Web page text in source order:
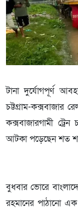
টানা দুর্যোগপূর্ণ
চট্টগ্রাম-কক্সবাজার
কক্সবাজারগামী
আটকা পড়েছেন শত শত
বুধবার ভোরে
রহমানের পাঠানো